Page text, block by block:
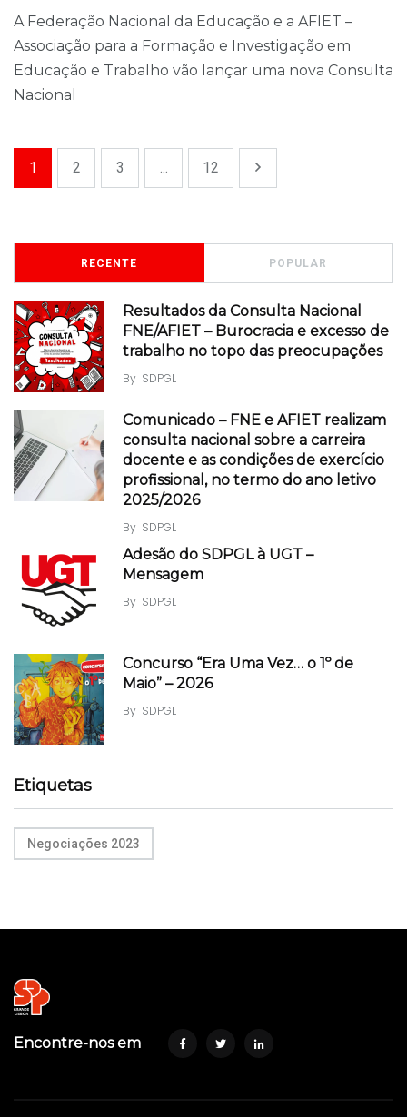
A Federação Nacional da Educação e a AFIET –
Associação para a Formação e Investigação em
Educação e Trabalho vão lançar uma nova Consulta
Nacional
1 2 3 ... 12
RECENTE POPULAR
Resultados da Consulta Nacional
FNE/AFIET – Burocracia e excesso de
trabalho no topo das preocupações
By SDPGL
Comunicado – FNE e AFIET realizam
consulta nacional sobre a carreira
docente e as condições de exercício
profissional, no termo do ano letivo
2025/2026
By SDPGL
Adesão do SDPGL à UGT –
Mensagem
By SDPGL
Concurso “Era Uma Vez… o 1º de
Maio” – 2026
By SDPGL
Etiquetas
Negociações 2023
Encontre-nos em